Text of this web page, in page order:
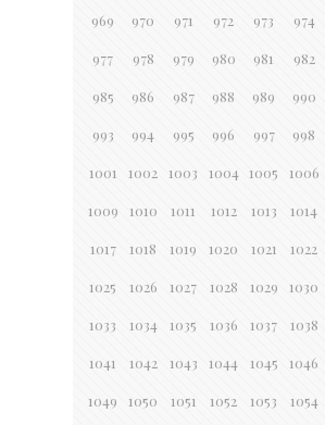
969 970 971 972 973 974
977 978 979 980 981 982
985 986 987 988 989 990
993 994 995 996 997 998
1001 1002 1003 1004 1005 1006
1009 1010 1011 1012 1013 1014
1017 1018 1019 1020 1021 1022
1025 1026 1027 1028 1029 1030
1033 1034 1035 1036 1037 1038
1041 1042 1043 1044 1045 1046
1049 1050 1051 1052 1053 1054